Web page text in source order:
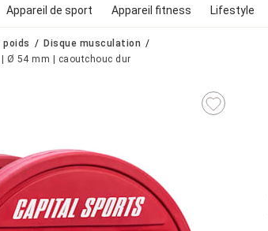
Appareil de sport Appareil fitness Lifestyle
poids
Disque musculation
Ø 54 mm | caoutchouc dur